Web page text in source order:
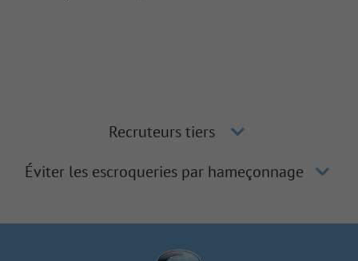
Recruteurs tiers
Éviter les escroqueries par hameçonnage